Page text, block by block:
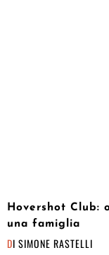
Hovershot Club:
una famiglia
DI SIMONE RASTELLI